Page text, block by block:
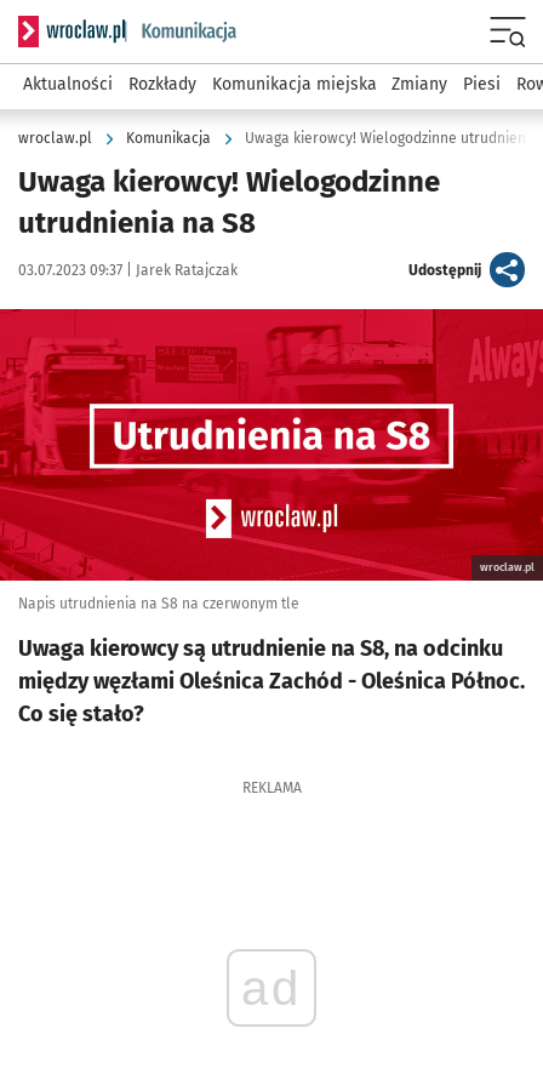
Serwis informacyjny wroclaw.pl podserwis: Komunikacja
Aktualności Rozkłady Komunikacja miejska Zmiany Piesi
wroclaw.pl Komunikacja Uwaga kierowcy! Wielogodzinne utrudnienia
Uwaga kierowcy! Wielogodzinne
utrudnienia na S8
Data publikacji:
03.07.2023 09:37 | Autor:
Jarek Ratajczak Udostępnijartykuł
wroclaw.pl
Napis utrudnienia na S8 na czerwonym tle
Uwaga kierowcy są utrudnienie na S8, na odcinku
między węzłami Oleśnica Zachód - Oleśnica Północ.
Co się stało?
REKLAMA
ad